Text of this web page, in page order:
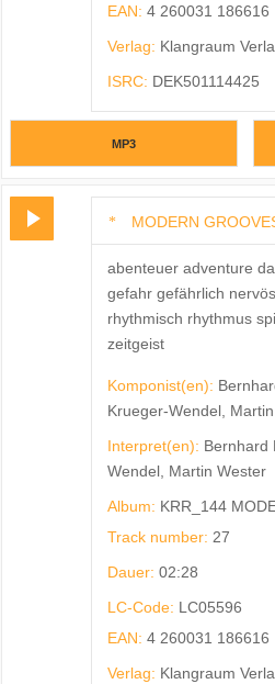
EAN: 4 260031 186616
Verlag: Klangraum
ISRC: DEK501114425
MP3
MODERN
abenteuer adventure
gefahr gefährlich
rhythmisch rhythmus
zeitgeist
Komponist(en):
Krueger-Wendel,
Interpret(en): Bernhard
Wendel, Martin Wester
Album: KRR_144
Track number: 27
Dauer: 02:28
LC-Code: LC05596
EAN: 4 260031 186616
Verlag: Klangraum